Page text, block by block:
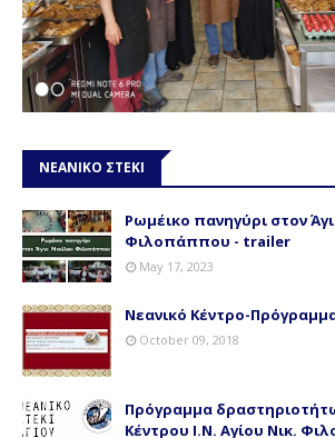
ΝΕΑΝΙΚΟ ΣΤΕΚΙ
Ρωμέικο πανηγύρι στον
Φιλοπάππου - trailer
May 17, 2023
Νεανικό Κέντρο-
October 09, 2018
Πρόγραμμα
Κέντρου Ι.Ν. Αγίου Νικ.